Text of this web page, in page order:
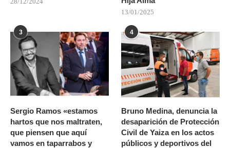
13/01/2025
3
Sergio Ramos «estamos
hartos que nos maltraten,
que piensen que aquí
vamos en taparrabos y
4
Bruno Medina, denuncia la
desaparición de Protección
Civil de Yaiza en los actos
públicos y deportivos del